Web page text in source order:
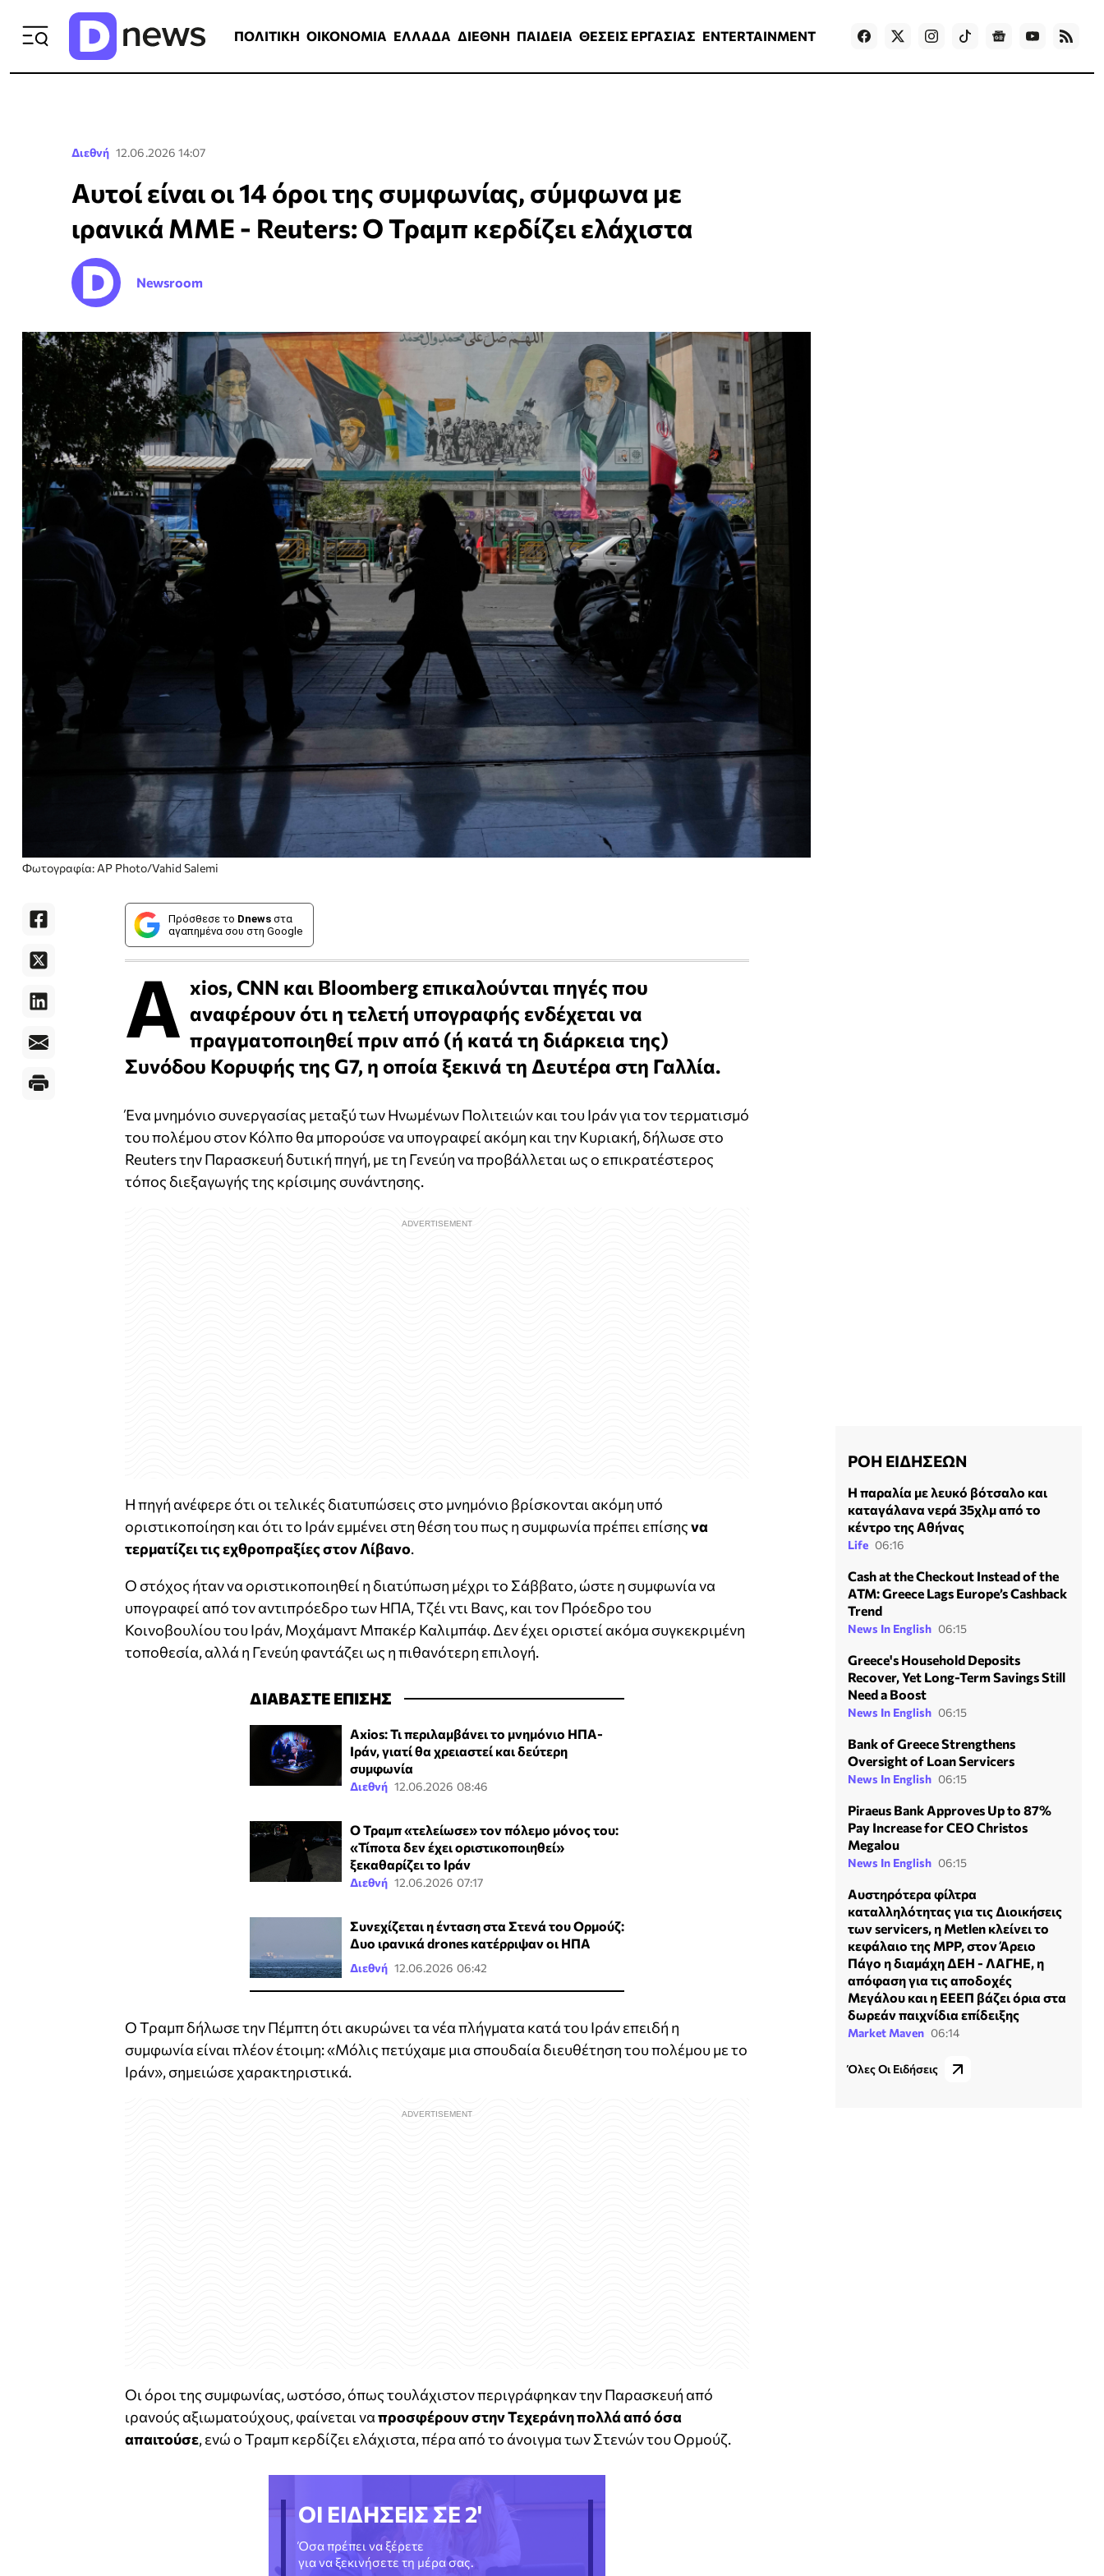
ΠΟΛΙΤΙΚΗ ΟΙΚΟΝΟΜΙΑ ΕΛΛΑΔΑ ΔΙΕΘΝΗ ΠΑΙΔΕΙΑ ΘΕΣΕΙΣ ΕΡΓΑΣΙΑΣ ENTERTAINMENT Games
Διεθνή 12.06.2026 14:07
Αυτοί είναι οι 14 όροι της συμφωνίας, σύμφωνα με
ιρανικά ΜΜΕ - Reuters: Ο Τραμπ κερδίζει ελάχιστα
Newsroom
Φωτογραφία: AP Photo/Vahid Salemi
Πρόσθεσε το Dnews στα
αγαπημένα σου στη Google
A xios, CNN και Bloomberg επικαλούνται πηγές που
αναφέρουν ότι η τελετή υπογραφής ενδέχεται να
πραγματοποιηθεί πριν από (ή κατά τη διάρκεια της)
Συνόδου Κορυφής της G7, η οποία ξεκινά τη Δευτέρα στη Γαλλία.
Ένα μνημόνιο συνεργασίας μεταξύ των Ηνωμένων Πολιτειών και του Ιράν για τον τερματισμό
του πολέμου στον Κόλπο θα μπορούσε να υπογραφεί ακόμη και την Κυριακή, δήλωσε στο
Reuters την Παρασκευή δυτική πηγή, με τη Γενεύη να προβάλλεται ως ο επικρατέστερος
τόπος διεξαγωγής της κρίσιμης συνάντησης.
Η πηγή ανέφερε ότι οι τελικές διατυπώσεις στο μνημόνιο βρίσκονται ακόμη υπό
οριστικοποίηση και ότι το Ιράν εμμένει στη θέση του πως η συμφωνία πρέπει επίσηςνα
τερματίζει τις εχθροπραξίες στον Λίβανο.
Ο στόχος ήταν να οριστικοποιηθεί η διατύπωση μέχρι το Σάββατο, ώστε η συμφωνία να
υπογραφεί από τον αντιπρόεδρο των ΗΠΑ, Τζέι ντι Βανς, και τον Πρόεδρο του
Κοινοβουλίου του Ιράν, Μοχάμαντ Μπακέρ Καλιμπάφ. Δεν έχει οριστεί ακόμα συγκεκριμένη
τοποθεσία, αλλά η Γενεύη φαντάζει ως η πιθανότερη επιλογή.
ΔΙΑΒΑΣΤΕ ΕΠΙΣΗΣ
Axios: Τι περιλαμβάνει το μνημόνιο ΗΠΑ-
Ιράν, γιατί θα χρειαστεί και δεύτερη
συμφωνία
Διεθνή 12.06.2026 08:46
Ο Τραμπ «τελείωσε» τον πόλεμο μόνος του:
«Τίποτα δεν έχει οριστικοποιηθεί»
ξεκαθαρίζει το Ιράν
Διεθνή 12.06.2026 07:17
Συνεχίζεται η ένταση στα Στενά του Ορμούζ:
Δυο ιρανικά drones κατέρριψαν οι ΗΠΑ
Διεθνή 12.06.2026 06:42
Ο Τραμπ δήλωσε την Πέμπτη ότι ακυρώνει τα νέα πλήγματα κατά του Ιράν επειδή η
συμφωνία είναι πλέον έτοιμη: «Μόλις πετύχαμε μια σπουδαία διευθέτηση του πολέμου με το
Ιράν», σημειώσε χαρακτηριστικά.
Οι όροι της συμφωνίας, ωστόσο, όπως τουλάχιστον περιγράφηκαν την Παρασκευή από
ιρανούς αξιωματούχους, φαίνεται ναπροσφέρουν στην Τεχεράνη πολλά από όσα
απαιτούσε, ενώ ο Τραμπ κερδίζει ελάχιστα, πέρα από το άνοιγμα των Στενών του Ορμούζ.
ΟΙ ΕΙΔΗΣΕΙΣ ΣΕ 2'
Όσα πρέπει να ξέρετε
για να ξεκινήσετε τη μέρα σας.
ΡΟΗ ΕΙΔΗΣΕΩΝ
Η παραλία με λευκό βότσαλο και
καταγάλανα νερά 35χλμ από το
κέντρο της Αθήνας
Life 06:16
Cash at the Checkout Instead of the
ATM: Greece Lags Europe’s Cashback
Trend
News In English 06:15
Greece's Household Deposits
Recover, Yet Long-Term Savings Still
Need a Boost
News In English 06:15
Bank of Greece Strengthens
Oversight of Loan Servicers
News In English 06:15
Piraeus Bank Approves Up to 87%
Pay Increase for CEO Christos
Megalou
News In English 06:15
Αυστηρότερα φίλτρα
καταλληλότητας για τις Διοικήσεις
των servicers, η Metlen κλείνει το
κεφάλαιο της MPP, στον Άρειο
Πάγο η διαμάχη ΔΕΗ - ΛΑΓΗΕ, η
απόφαση για τις αποδοχές
Μεγάλου και η ΕΕΕΠ βάζει όρια στα
δωρεάν παιχνίδια επίδειξης
Market Maven 06:14
Όλες Οι Ειδήσεις